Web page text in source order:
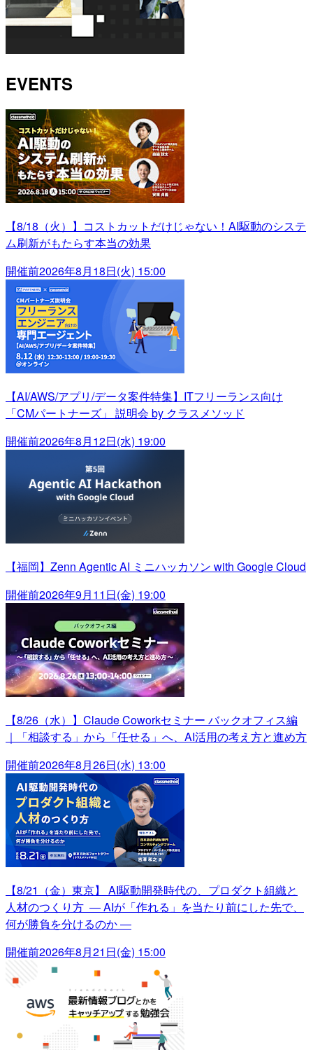
EVENTS
【8/18（火）】コストカットだけじゃない！AI駆動のシステ
ム刷新がもたらす本当の効果
開催前2026年8月18日(火) 15:00
【AI/AWS/アプリ/データ案件特集】ITフリーランス向け
「CMパートナーズ」 説明会 by クラスメソッド
開催前2026年8月12日(水) 19:00
【福岡】Zenn Agentic AI ミニハッカソン with Google Cloud
開催前2026年9月11日(金) 19:00
【8/26（水）】Claude Coworkセミナー バックオフィス編
｜「相談する」から「任せる」へ、AI活用の考え方と進め方
開催前2026年8月26日(水) 13:00
【8/21（金）東京】 AI駆動開発時代の、プロダクト組織と
人材のつくり方 ― AIが「作れる」を当たり前にした先で、
何が勝負を分けるのか ―
開催前2026年8月21日(金) 15:00